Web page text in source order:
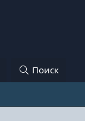
Поиск